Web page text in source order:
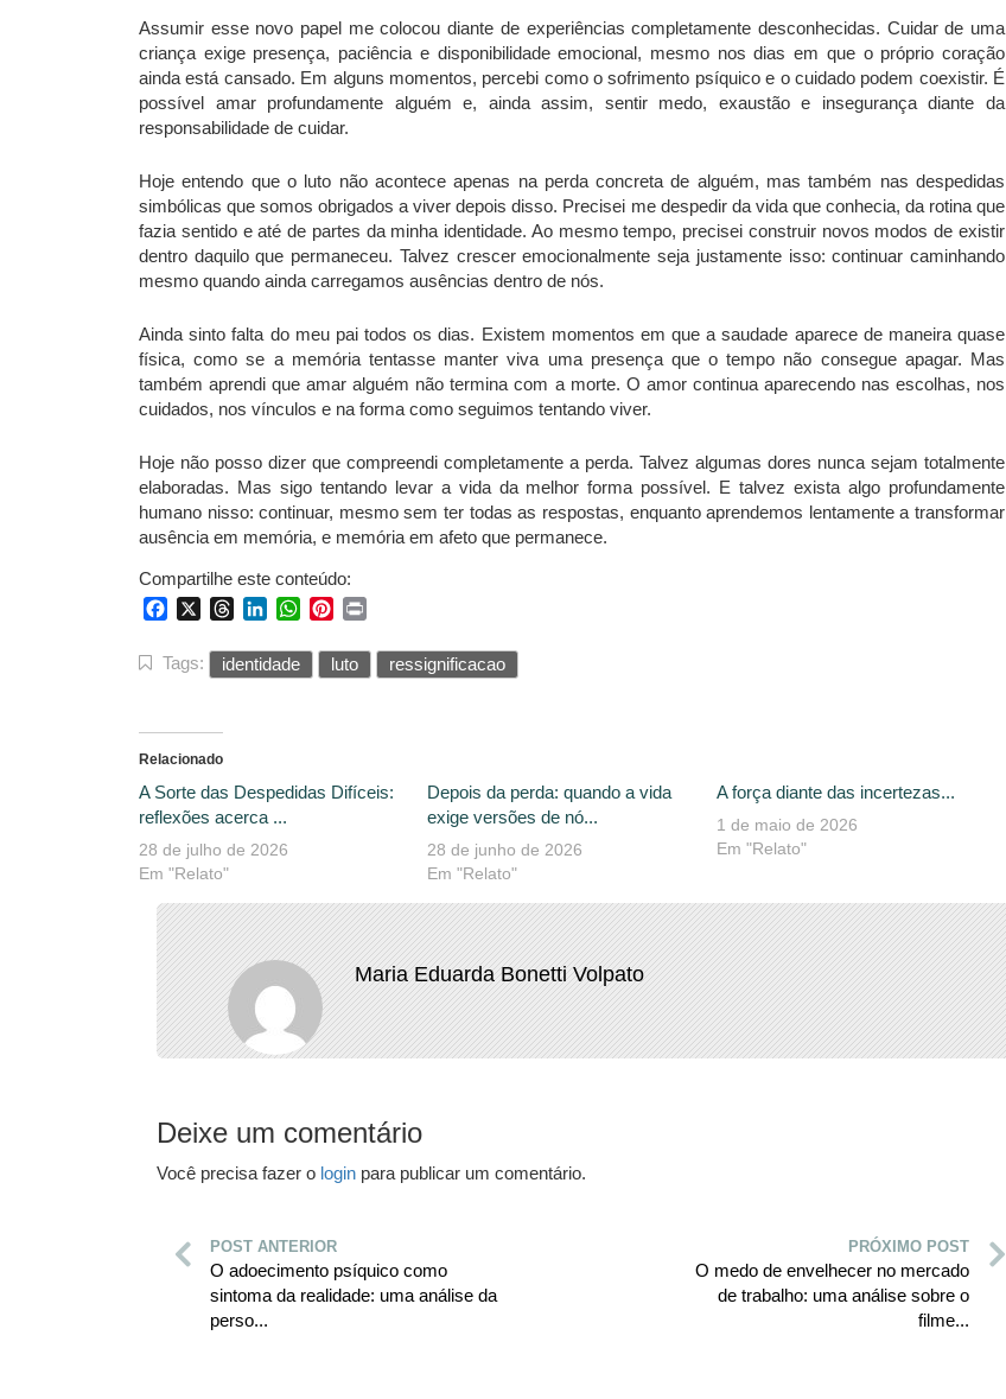
Assumir esse novo papel me colocou diante de experiências completamente desconhecidas. Cuidar de uma
criança exige presença, paciência e disponibilidade emocional, mesmo nos dias em que o próprio coração
ainda está cansado. Em alguns momentos, percebi como o sofrimento psíquico e o cuidado podem coexistir. É
possível amar profundamente alguém e, ainda assim, sentir medo, exaustão e insegurança diante da
responsabilidade de cuidar.
Hoje entendo que o luto não acontece apenas na perda concreta de alguém, mas também nas despedidas
simbólicas que somos obrigados a viver depois disso. Precisei me despedir da vida que conhecia, da rotina que
fazia sentido e até de partes da minha identidade. Ao mesmo tempo, precisei construir novos modos de existir
dentro daquilo que permaneceu. Talvez crescer emocionalmente seja justamente isso: continuar caminhando
mesmo quando ainda carregamos ausências dentro de nós.
Ainda sinto falta do meu pai todos os dias. Existem momentos em que a saudade aparece de maneira quase
física, como se a memória tentasse manter viva uma presença que o tempo não consegue apagar. Mas
também aprendi que amar alguém não termina com a morte. O amor continua aparecendo nas escolhas, nos
cuidados, nos vínculos e na forma como seguimos tentando viver.
Hoje não posso dizer que compreendi completamente a perda. Talvez algumas dores nunca sejam totalmente
elaboradas. Mas sigo tentando levar a vida da melhor forma possível. E talvez exista algo profundamente
humano nisso: continuar, mesmo sem ter todas as respostas, enquanto aprendemos lentamente a transformar
ausência em memória, e memória em afeto que permanece.
Compartilhe este conteúdo:
FacebookThreadsLinkedInWhatsApp
Pinterest
Tags: identidade luto ressignificacao
Relacionado
A Sorte das Despedidas Difíceis:
reflexões acerca ...
28 de julho de 2026
Em "Relato"
Depois da perda: quando a vida
exige versões de nó...
28 de junho de 2026
Em "Relato"
A força diante das incertezas...
1 de maio de 2026
Em "Relato"
Maria Eduarda Bonetti Volpato
Deixe um comentário
Você precisa fazer o login para publicar um comentário.
POST ANTERIOR
O adoecimento psíquico como
sintoma da realidade: uma análise da
perso...
PRÓXIMO POST
O medo de envelhecer no mercado
de trabalho: uma análise sobre o
filme...